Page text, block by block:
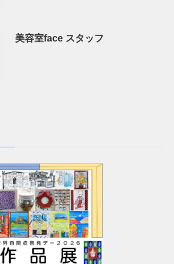
美容室face スタッフ